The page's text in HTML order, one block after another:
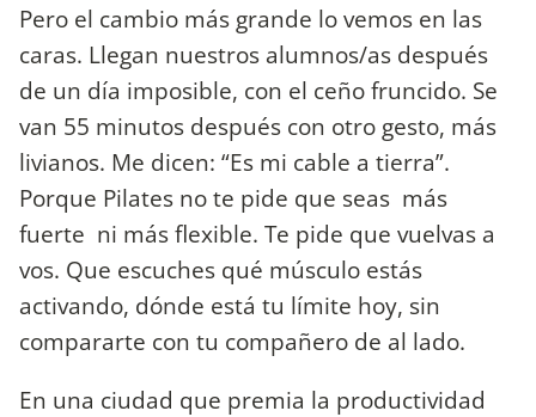
Pero el cambio más grande lo vemos en las
caras. Llegan nuestros alumnos/as después
de un día imposible, con el ceño fruncido. Se
van 55 minutos después con otro gesto, más
livianos. Me dicen: “Es mi cable a tierra”.
Porque Pilates no te pide que seas más
fuerte ni más flexible. Te pide que vuelvas a
vos. Que escuches qué músculo estás
activando, dónde está tu límite hoy, sin
compararte con tu compañero de al lado.
En una ciudad que premia la productividad